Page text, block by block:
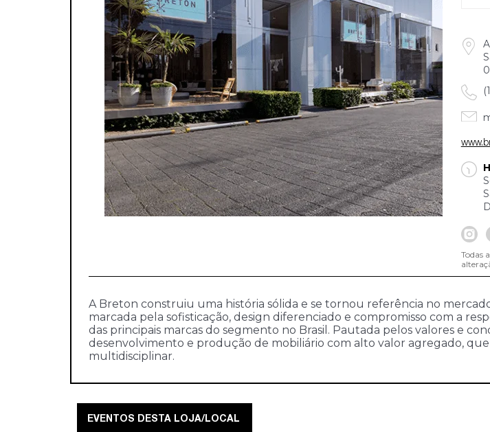
Todas
A Breton construiu uma história sólida e se tornou referência no
marcada pela sofisticação, design diferenciado e compromisso com a
das principais marcas do segmento no Brasil. Pautada pelos valores e
desenvolvimento e produção de mobiliário com alto valor agregado,
multidisciplinar.
EVENTOS DESTA LOJA/LOCAL